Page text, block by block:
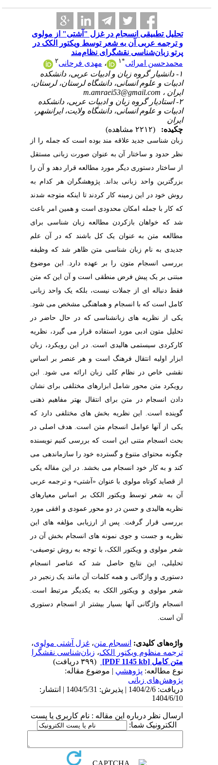
تحلیل تطبیقی انسجام در غزل "آشتی" از مولوی
و ترجمه عربی آن به شعر توسط ویکتور الکک در
پرتو زبان‌شناسی نقشگرای نظام‌مند
محمدحسن امرائی
۱ ،مهدی فرحانی
۱- دانشیار گروه زبان و ادبیات عربی، دانشکده
ادبیات و علوم انسانی، دانشگاه لرستان، لرستان،
ایران ، m.amraei53@gmail.com
۲- استادیار گروه زبان و ادبیات عربی، دانشکده
ادبیات و علوم انسانی، دانشگاه ولایت، ایرانشهر،
ایران
چکیده:
زبان شناسی جدید علاقه مند بوده است که جمله را از
نظر حدود و ساختار آن به عنوان صورت زبانی مستقل
از ساختار دستوری دیگر مورد مطالعه قرار دهد و آن را
بزرگترین واحد زبانی بداند.
پژوهشگران هر کدام به
روش خود در این زمینه کار کردند تا اینکه متوجه شدند
که کار با جمله امکان محدودی است و همین امر باعث
شد که خواهان بازکردن مطالعه زبان شناسی برای
مطالعه متن به عنوان یک کل باشند که در آن علم
جدیدی به نام زبان شناسی متن ظاهر شد که وظیفه
بررسی انسجام متون را بر عهده دارد.
این موضوع
مبتنی بر یک پیش فرض منطقی است و آن این که متن
فقط دنباله ای از جملات نیست، بلکه یک واحد زبانی
کامل است که با انسجام و هماهنگی مشخص می شود.
یکی از نظریه های زبانشناسی که در حال حاضر در
تحلیل متون ادبی مورد استفاده قرار می گیرد، نظریه
کارکردی سیستمی هالیدی است. در این رویکرد، زبان
ابزار اولیه انتقال فرهنگ است و هر عنصر بر اساس
نقشی خاص در نظام کلی زبان ارائه می شود. این
رویکرد متن محور شامل ابزارهای مختلفی برای نشان
دادن انسجام در متن برای انتقال بهتر مفاهیم ذهنی
گوینده است. این نظریه بخش های مختلفی دارد که
یکی از آنها عوامل انسجام متن است. هدف اصلی در
بحث انسجام متنی این است که بررسی کنیم نویسنده
چگونه محتوای متنوع و گسترده خود را سازماندهی می
کند و به کار خود انسجام می بخشد.
در این مقاله یکی
از قصاید کوتاه مولوی با عنوان «آشتی» و ترجمه عربی
آن به شعر توسط ویکتور الکک بر اساس معیارهای
نظریه هالیدی و حسن در دو محور عمودی و افقی مورد
بررسی قرار گرفت. پس از ارزیابی مؤلفه های این
نظریه و جست و جوی نمونه های انسجام بخش آن در
شعر مولوی و ویکتور الکک، با توجه به روش توصیفی-
تحلیلی، این نتایج حاصل شد که عناصر انسجام
دستوری و واژگانی و همه کلمات آن مانند یک زنجیر در
شعر مولوی و ویکتور الکک به یکدیگر مرتبط است.
انسجام واژگانی آنها بسیار بیشتر از انسجام دستوری
آن است.
واژه‌های کلیدی:انسجام متن،غزل آشتی مولوی،
ترجمه منظوم ویکتور الکک،زبان‌شناسی نقشگرا
متن کامل[PDF 1145 kb]
نوع مطالعه:پژوهشي| موضوع مقاله:
پژوهش‌های زبانی
دریافت: 1404/2/6 | پذیرش: 1404/5/31 | انتشار:
1404/6/10
ارسال نظر درباره این مقاله : نام کاربری یا پست
الکترونیک شما: